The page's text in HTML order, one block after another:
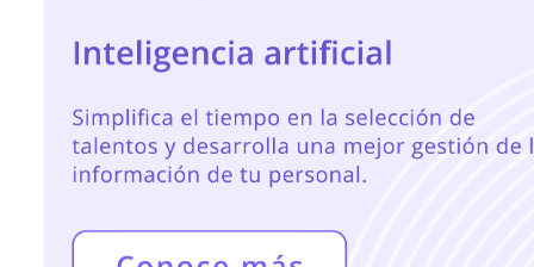
El área de Recursos Humanos (RRHH) sigue
laborales, la tecnología y las expectativas de los